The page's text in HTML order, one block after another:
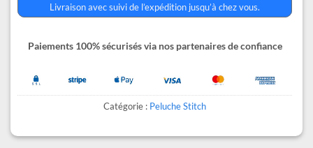
Livraison avec suivi de l’expédition jusqu’à chez vous.
Paiements 100% sécurisés via nos partenaires de confiance
Catégorie : Peluche Stitch